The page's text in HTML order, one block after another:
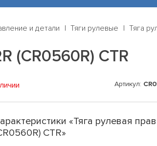
и детали Тяги рулевые Тяга
(CR0560R) CTR
Артикул:
«Тяга рулевая
CTR»